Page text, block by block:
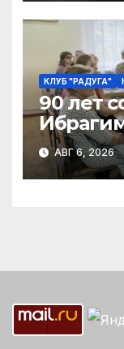
КЛУБ "РАДУГА"
90 лет
АВГ 6, 2026